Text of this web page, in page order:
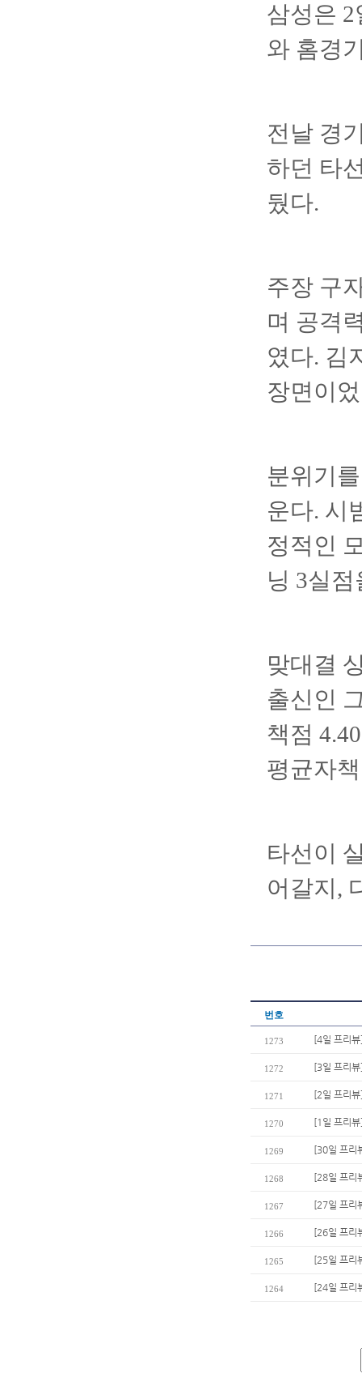
삼성은
와 홈경
전날 경
하던 타
뒀다.
주장 구
며 공격
였다. 김
장면이
분위기
운다. 시
정적인
닝 3실
맞대결
출신인
책점
평균자
타선이
어갈지,
번호
1273 [4일 프리
1272 [3일 프리
1271 [2일 프리
1270 [1일 프리
1269 [30일 프리
1268 [28일 프리
1267 [27일 프리
1266 [26일 프리
1265 [25일 프리
1264 [24일 프리